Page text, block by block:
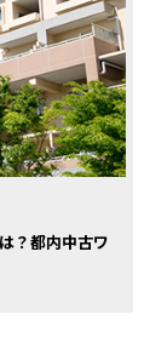
？都内中古ワ